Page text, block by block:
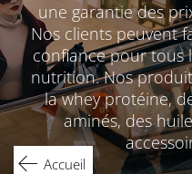
une garantie des
Nos clients peuvent
confiance pour tous
nutrition. Nos
la whey protéine,
aminés, des
Accueil